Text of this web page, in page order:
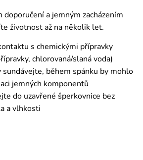
doporučení a jemným zacházením
životnost až na několik let.
s chemickými přípravky
chlorovaná/slaná voda)
sundávejte, během spánku by mohlo
jemných komponentů
do uzavřené šperkovnice bez
a vlhkosti